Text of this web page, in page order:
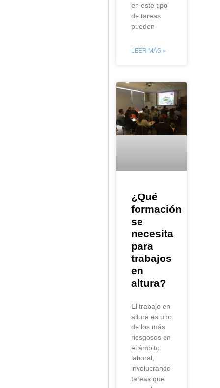
en este tipo
de tareas
pueden
LEER MÁS »
¿Qué
formación
se
necesita
para
trabajos
en
altura?
El trabajo en
altura es uno
de los más
riesgosos en
el ámbito
laboral,
involucrando
tareas que